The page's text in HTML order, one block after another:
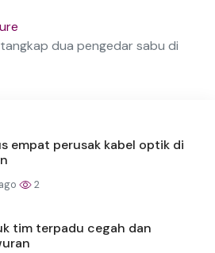
dua pengedar sabu di
empat perusak kabel optik di
2
tim terpadu cegah dan